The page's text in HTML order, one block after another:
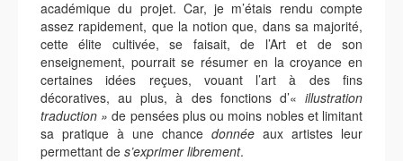
académique du projet. Car, je m’étais rendu compte
assez rapidement, que la notion que, dans sa majorité,
cette élite cultivée, se faisait, de l’Art et de son
enseignement, pourrait se résumer en la croyance en
certaines idées reçues, vouant l’art à des fins
décoratives, au plus, à des fonctions d’« illustration
traduction »de pensées plus ou moins nobles et limitant
sa pratique à une chance donnée aux artistes leur
permettant de s’exprimer librement.